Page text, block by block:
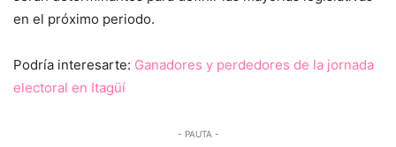
en el próximo periodo.
Podría interesarte: Ganadores y perdedores de la jornada
electoral en Itagüí
- PAUTA -